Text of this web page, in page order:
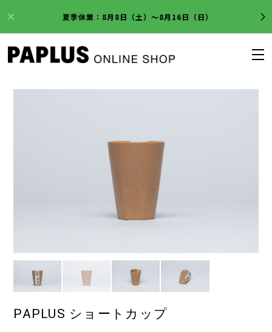
夏季休業：8月8日（土）～8月16日（日）
PAPLUS ショートカップ